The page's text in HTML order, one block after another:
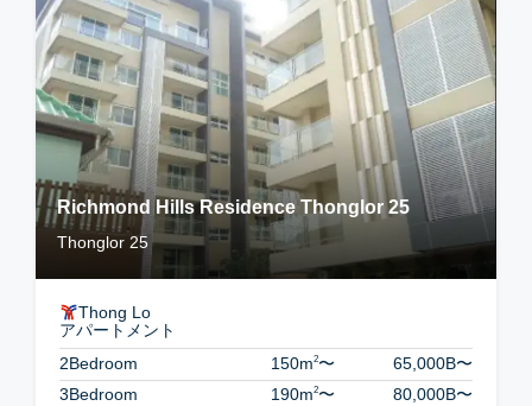
Richmond Hills Residence Thonglor 25
Thonglor 25
Thong Lo
アパートメント
2Bedroom
150m2〜 65,000B〜
3Bedroom
190m2〜 80,000B〜